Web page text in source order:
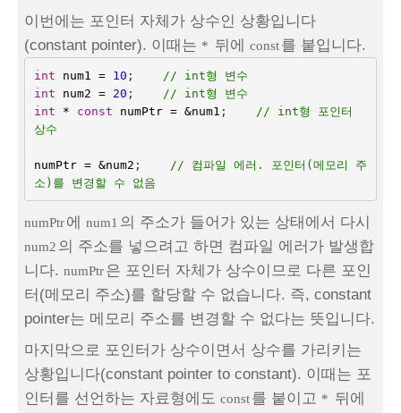
이번에는 포인터 자체가 상수인 상황입니다
(constant pointer). 이때는 * 뒤에 const를 붙입니다.
int num1 = 10 ;
// int형 변수
int
num2 = 20 ;
// int형 변수
int
* const numPtr = &num1 ;
// int형 포인터
상수
numPtr = &num2 ;
// 컴파일 에러. 포인터(메모리 주
소)를 변경할 수 없음
numPtr에 num1 의 주소가 들어가 있는 상태에서 다시
num2 의 주소를 넣으려고 하면 컴파일 에러가 발생합
니다. numPtr은 포인터 자체가 상수이므로 다른 포인
터(메모리 주소)를 할당할 수 없습니다. 즉, constant
pointer는 메모리 주소를 변경할 수 없다는 뜻입니다.
마지막으로 포인터가 상수이면서 상수를 가리키는
상황입니다(constant pointer to constant). 이때는 포
인터를 선언하는 자료형에도 const를 붙이고 * 뒤에